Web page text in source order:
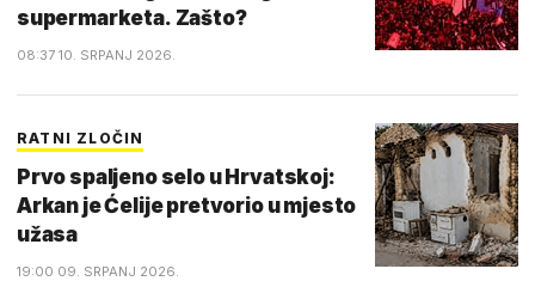
supermarketa. Zašto?
08:37 10. SRPANJ 2026.
RATNI ZLOČIN
Prvo spaljeno selo u Hrvatskoj:
Arkan je Ćelije pretvorio u mjesto
užasa
19:00 09. SRPANJ 2026.